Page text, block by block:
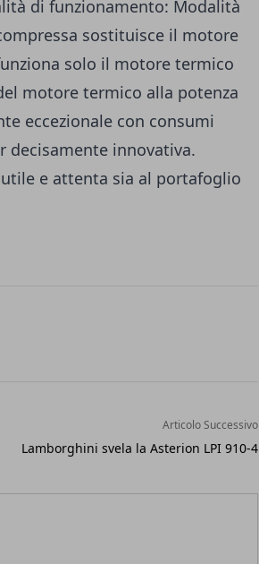
di funzionamento: Modalità
sostituisce il motore
solo il motore termico
motore termico alla potenza
eccezionale con consumi
innovativa.
e attenta sia al portafoglio
Articolo Successivo
Lamborghini svela la Asterion LPI 910-4